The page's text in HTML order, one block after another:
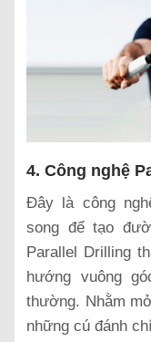
4. Công nghệ
Đây là công
song để tạo
Parallel Drilling
hướng vuông
thường. Nhằm
những cú đánh